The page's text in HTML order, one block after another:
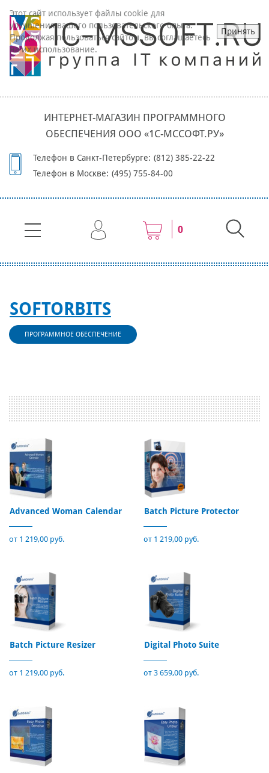
ИНТЕРНЕТ-МАГАЗИН ПРОГРАММНОГО
ОБЕСПЕЧЕНИЯ ООО «1С-МССОФТ.РУ»
Телефон в Санкт-Петербурге: (812) 385-22-22
Телефон в Москве: (495) 755-84-00
0
SOFTORBITS
ПРОГРАММНОЕ ОБЕСПЕЧЕНИЕ
Advanced Woman Calendar
от 1 219,00 руб.
Batch Picture Protector
от 1 219,00 руб.
Batch Picture Resizer
от 1 219,00 руб.
Digital Photo Suite
от 3 659,00 руб.
Этот сайт использует файлы cookie для
улучшения вашего пользовательского опыта.
Продолжая пользоваться сайтом, вы соглашаетесь
на их использование.
Принять